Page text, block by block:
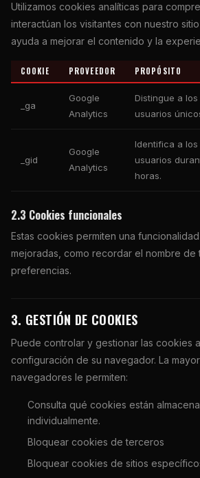
Utilizamos cookies analíticas para
interactúan los visitantes con nuestro
ayuda a mejorar el contenido y la
COOKIE PROVEEDOR PROPÓSITO
_ga
Google
Analytics
Distingue a los
usuarios
_gid
Google
Analytics
Identifica a los
usuarios
horas.
2.3 Cookies funcionales
Estas cookies permiten una
mejoradas, como recordar el nombre de
preferencias.
3. GESTIÓN DE COOKIES
Puede controlar y gestionar las cookies
configuración de su navegador. La
navegadores le permiten:
Consulta qué cookies están
individualmente.
Bloquear cookies de terceros
Bloquear cookies de sitios